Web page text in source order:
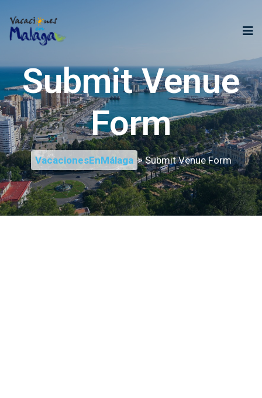
Submit Venue
Form
VacacionesEnMálaga > Submit Venue Form